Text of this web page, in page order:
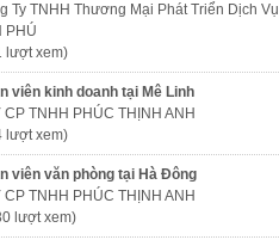
Ty TNHH Thương Mại Phát Triển Dịch Vụ
PHÚ
lượt xem)
viên kinh doanh tại Mê Linh
CP TNHH PHÚC THỊNH ANH
lượt xem)
viên văn phòng tại Hà Đông
CP TNHH PHÚC THỊNH ANH
lượt xem)